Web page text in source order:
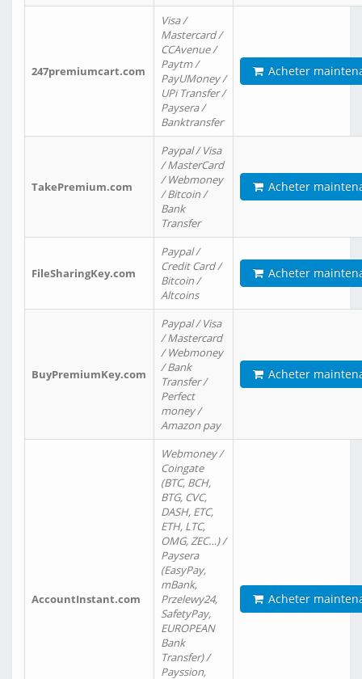
247premiumcart.com
Visa /
Mastercard /
CCAvenue /
Paytm /
PayUMoney /
UPi Transfer /
Paysera /
Banktransfer
Acheter
TakePremium.com
Paypal / Visa
/ MasterCard
/ Webmoney
/ Bitcoin /
Bank
Transfer
Acheter
FileSharingKey.com
Paypal /
Credit Card /
Bitcoin /
Altcoins
Acheter
BuyPremiumKey.com
Paypal / Visa
/ Mastercard
/ Webmoney
/ Bank
Transfer /
Perfect
money /
Amazon pay
Acheter
AccountInstant.com
Webmoney /
Coingate
(BTC, BCH,
BTG, CVC,
DASH, ETC,
ETH, LTC,
OMG, ZEC…) /
Paysera
(EasyPay,
mBank,
Przelewy24,
SafetyPay,
EUROPEAN
Bank
Transfer) /
Payssion,
Acheter